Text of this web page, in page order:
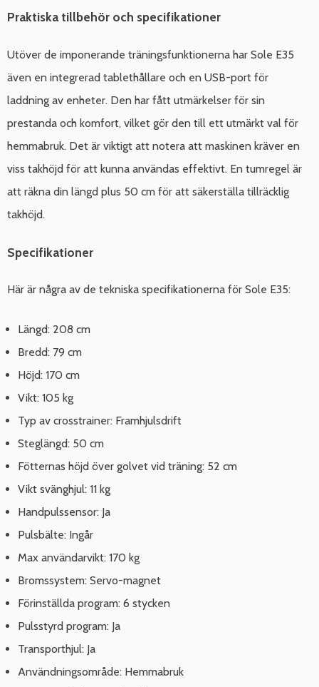
Praktiska tillbehör och specifikationer
Utöver de imponerande träningsfunktionerna har Sole E35
även en integrerad tablethållare och en USB-port för
laddning av enheter. Den har fått utmärkelser för sin
prestanda och komfort, vilket gör den till ett utmärkt val för
hemmabruk. Det är viktigt att notera att maskinen kräver en
viss takhöjd för att kunna användas effektivt. En tumregel är
att räkna din längd plus 50 cm för att säkerställa tillräcklig
takhöjd.
Specifikationer
Här är några av de tekniska specifikationerna för Sole E35:
Längd: 208 cm
Bredd: 79 cm
Höjd: 170 cm
Vikt: 105 kg
Typ av crosstrainer: Framhjulsdrift
Steglängd: 50 cm
Fötternas höjd över golvet vid träning: 52 cm
Vikt svänghjul: 11 kg
Handpulssensor: Ja
Pulsbälte: Ingår
Max användarvikt: 170 kg
Bromssystem: Servo-magnet
Förinställda program: 6 stycken
Pulsstyrd program: Ja
Transporthjul: Ja
Användningsområde: Hemmabruk